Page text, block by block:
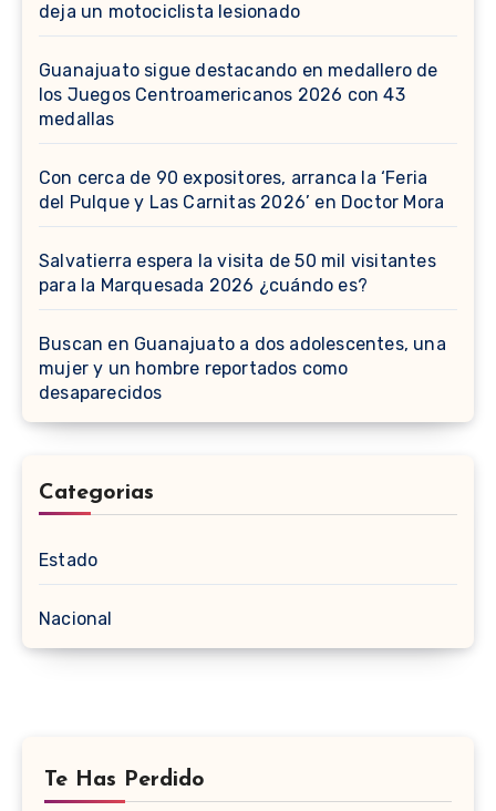
deja un motociclista lesionado
Guanajuato sigue destacando en medallero de
los Juegos Centroamericanos 2026 con 43
medallas
Con cerca de 90 expositores, arranca la ‘Feria
del Pulque y Las Carnitas 2026’ en Doctor Mora
Salvatierra espera la visita de 50 mil visitantes
para la Marquesada 2026 ¿cuándo es?
Buscan en Guanajuato a dos adolescentes, una
mujer y un hombre reportados como
desaparecidos
Categorias
Estado
Nacional
Te Has Perdido